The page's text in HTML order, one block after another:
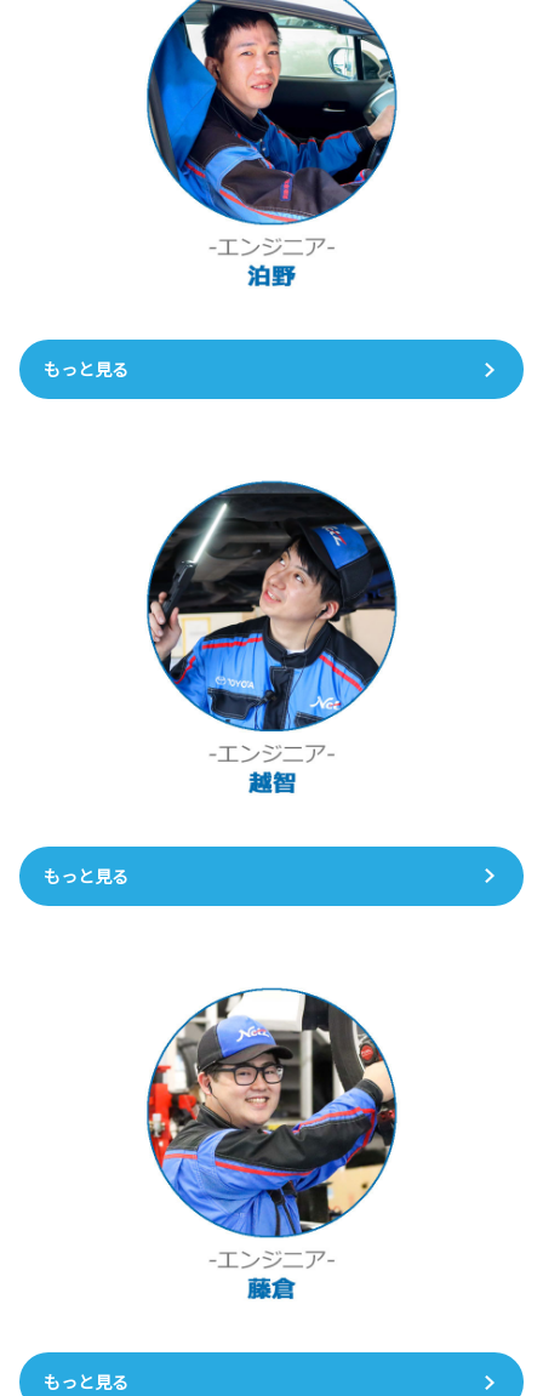
もっと見る
もっと見る
もっと見る